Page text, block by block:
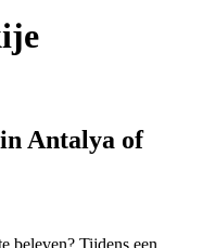
Antalya of
beleven? Tijdens een